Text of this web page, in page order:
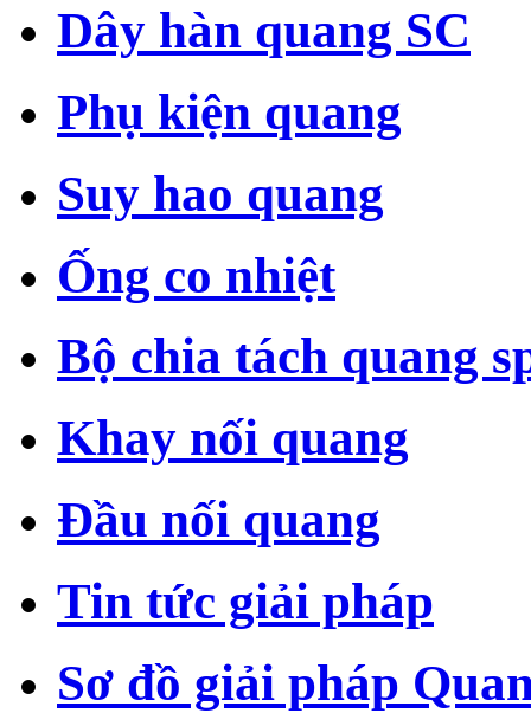
Dây hàn quang SC
Phụ kiện quang
Suy hao quang
Ống co nhiệt
Bộ chia tách quang
Khay nối quang
Đầu nối quang
Tin tức giải pháp
Sơ đồ giải pháp